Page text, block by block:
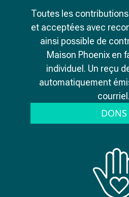
Toutes les
et acceptées avec
ainsi possible de
Maison Phoenix en
individuel. Un reçu
automatiquement
courriel.
DONS